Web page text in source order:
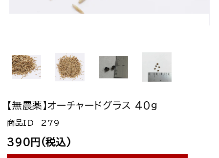
【無農薬】オーチャードグラス 40g
279
390円(税込)